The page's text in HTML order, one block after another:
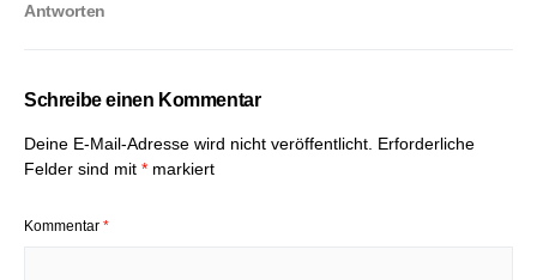
Antworten
Schreibe einen Kommentar
Deine E-Mail-Adresse wird nicht veröffentlicht. Erforderliche
Felder sind mit * markiert
Kommentar *